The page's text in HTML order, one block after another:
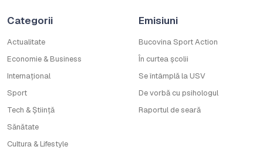
Categorii
Actualitate
Economie & Business
Internațional
Sport
Tech & Știință
Sănătate
Cultura & Lifestyle
Emisiuni
Bucovina Sport Action
În curtea școlii
Se întâmplă la USV
De vorbă cu psihologul
Raportul de seară